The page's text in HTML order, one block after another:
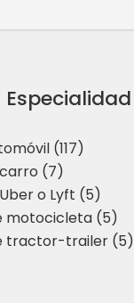
(117)
(7)
o Lyft (5)
motocicleta (5)
tractor-trailer (5)